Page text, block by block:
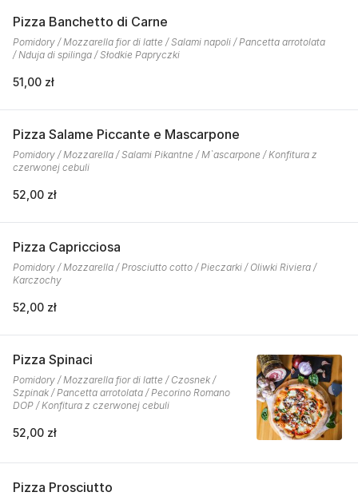
Pizza Banchetto di Carne
Pomidory / Mozzarella fior di latte / Salami napoli / Pancetta arrotolata
/ Nduja di spilinga / Słodkie Papryczki
51,00 zł
Pizza Salame Piccante e Mascarpone
Pomidory / Mozzarella / Salami Pikantne / M`ascarpone / Konfitura z
czerwonej cebuli
52,00 zł
Pizza Capricciosa
Pomidory / Mozzarella / Prosciutto cotto / Pieczarki / Oliwki Riviera /
Karczochy
52,00 zł
Pizza Spinaci
Pomidory / Mozzarella fior di latte / Czosnek /
Szpinak / Pancetta arrotolata / Pecorino Romano
DOP / Konfitura z czerwonej cebuli
52,00 zł
Pizza Prosciutto